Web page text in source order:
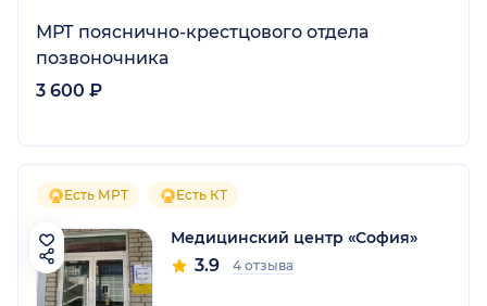
МРТ пояснично-крестцового отдела
позвоночника
3 600 ₽
Есть МРТ Есть КТ
Медицинский центр «София»
3.9 4 отзыва